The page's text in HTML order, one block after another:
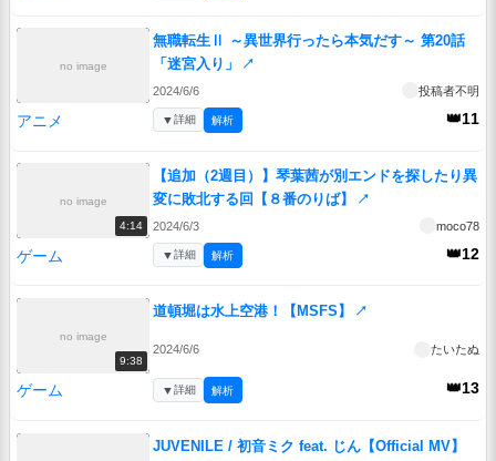
no image
無職転生Ⅱ ～異世界行ったら本気だす～ 第20話
「迷宮入り」
↗
2024/6/6 投稿者不明
アニメ 👑11
▼詳細 解析
no image
4:14
【追加（2週目）】琴葉茜が別エンドを探したり異
変に敗北する回【８番のりば】
↗
2024/6/3 moco78
ゲーム 👑12
▼詳細 解析
no image
9:38
道頓堀は水上空港！【MSFS】 ↗
2024/6/6 たいたぬ
ゲーム 👑13
▼詳細 解析
JUVENILE / 初音ミク feat. じん【Official MV】